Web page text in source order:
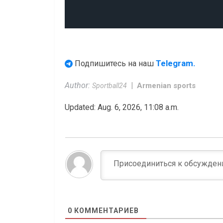
Подпишитесь на наш Telegram.
Author: Sportball24 Armenian sports
Updated: Aug. 6, 2026, 11:08 a.m.
0 КОММЕНТАРИЕВ